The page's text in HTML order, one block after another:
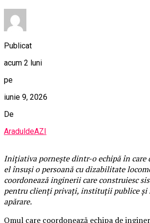
Publicat
acum 2 luni
pe
iunie 9, 2026
De
AraduldeAZI
Inițiativa pornește dintr-o echipă în care
el însuși o persoană cu dizabilitate
coordonează inginerii care construiesc
pentru clienți privați, instituții publice și
apărare.
Omul care coordonează echipa de